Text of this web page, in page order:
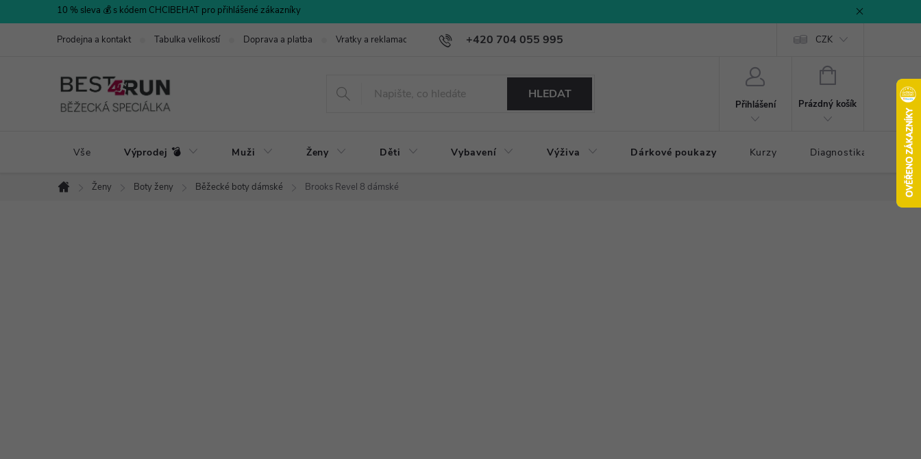
na
10 % sleva 💰 s kódem CHCIBEHAT pro přihlášené zákazníky
+420 704 055 995
Prodejna a kontakt Tabulka velikostí Doprava a platba Vratky a reklamace CZK
HLEDAT
Přihlášení
NÁKUPNÍ
Prázdný košík
Vše Výprodej 💣 Muži Ženy Děti Vybavení Výživa Dárkové poukazy Kurzy Diagnostika došlapu
Domů
Ženy Boty ženy Běžecké boty dámské Brooks Revel 8 dámské